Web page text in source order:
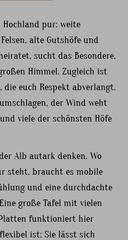
Hochland pur: weite
alte Gutshöfe und
sucht das Besondere,
Himmel. Zugleich ist
euch Respekt abverlangt.
der Wind weht
viele der schönsten Höfe
Alb autark denken. Wo
steht, braucht es mobile
und eine durchdachte
große Tafel mit vielen
funktioniert hier
ist: Sie lässt sich